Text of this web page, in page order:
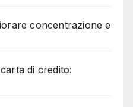
concentrazione e
di credito: